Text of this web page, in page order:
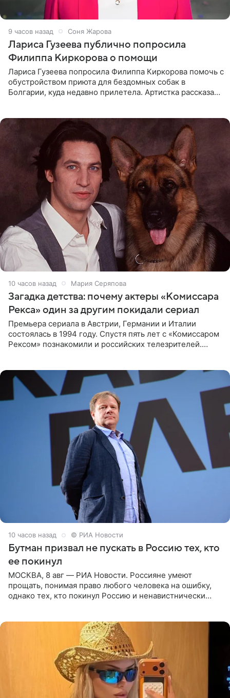
9 часов назад Соня Жарова
Лариса Гузеева публично попросила
Филиппа Киркорова о помощи
Лариса Гузеева попросила Филиппа Киркорова помочь с
обустройством приюта для бездомных собак в
Болгарии, куда недавно прилетела. Артистка рассказала
10 часов назад Мария Серяпова
Загадка детства: почему актеры «Комиссара
Рекса» один за другим покидали сериал
Премьера сериала в Австрии, Германии и Италии
состоялась в 1994 году. Спустя пять лет с «Комиссаром
Рексом» познакомили и российских телезрителей.
10 часов назад © РИА Новости
Бутман призвал не пускать в Россию тех, кто
ее покинул
МОСКВА, 8 авг — РИА Новости. Россияне умеют
прощать, понимая право любого человека на ошибку,
однако тех, кто покинул Россию и ненавистнически